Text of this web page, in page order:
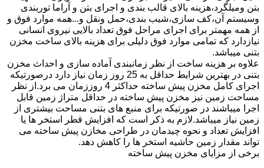
بتن ومیلگرد،هزینه بالای قالب بندی و اجرای بتن و آراما توربندی
وسیستم آن،کف سازی،شیب بندی،حمل ونقل و...همه موارد فوق و
از همه مهمتر برای اجرای مراحل فوق تعداد بالایی نیروی انسانی
نیازدارد که تمامی موارد فوق دلیلی برای هزینه بالای ساخت مخزن
بتنی میباشد.
علاوه بر هزینه ساخت از نظر زمانبندی آماده سازی و احداث مخزن
بتنی در بهترین شرایط حداقل به 25 روز زمان نیاز دارد درصورتیکه
اجرای کامل مخزن پیش ساخته حداکثر 4 روززمان می برد.از نظر
مساحت زمین نیز مخزن پیش ساخته در حداقل متراژ زمین قابل
اجرا میباشند در صورتیکه برای منبع های بتنی مساحت بیشتری از
زمین نیاز میباشد.لازم به ذکر است که افزایش قطر استخر ها یا
افزایش تعداد و نحوه چیدمان در طراحی مخازن پیش ساخته می
تواند مقدار زمین حاشیه استخر ها را کاهش دهد.
برخی از مزایای مخزن پیش ساخته